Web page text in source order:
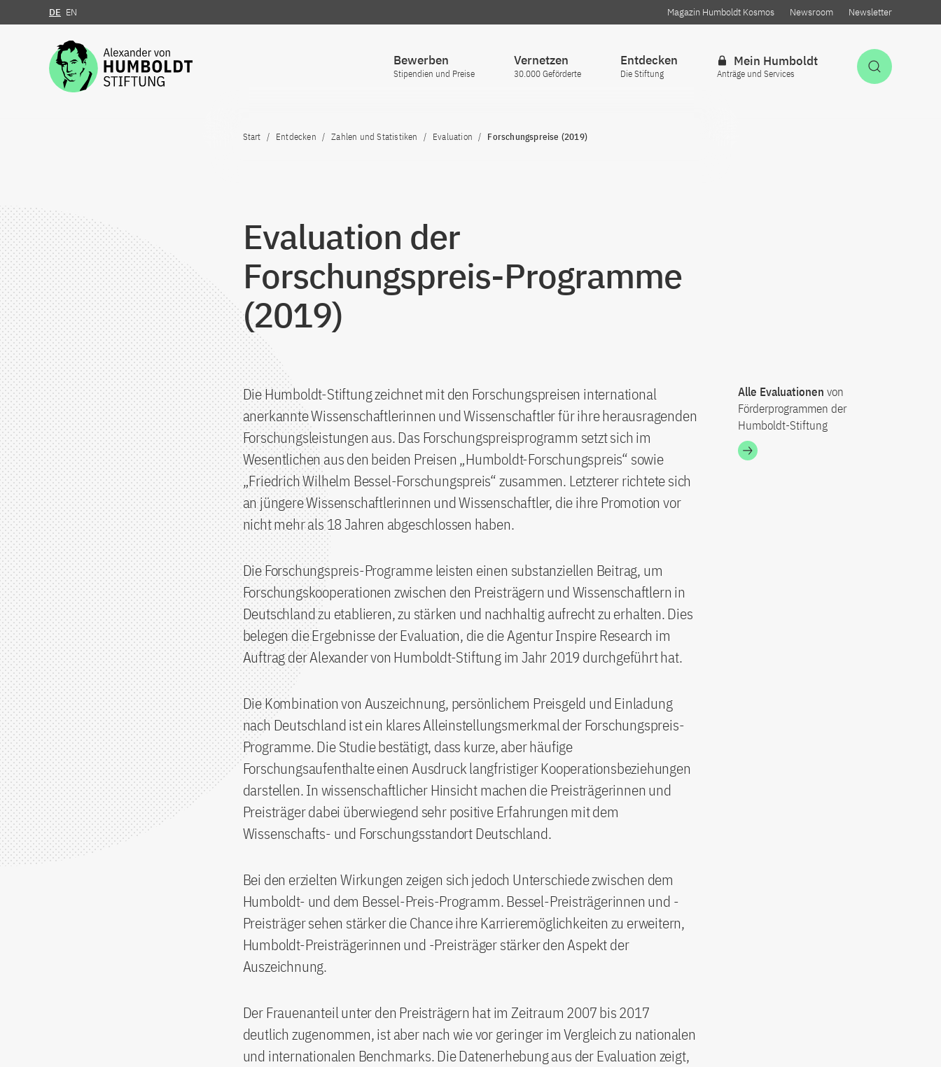
Zum Inhalt springen
DE EN Magazin Humboldt Kosmos Newsroom Newsletter
Bewerben
Stipendien und Preise
Vernetzen
30.000 Geförderte
Entdecken
Die Stiftung
Mein Humboldt
Anträge und Services
Start Entdecken Zahlen und Statistiken Evaluation Forschungspreise (2019)
Evaluation der
Forschungspreis-Programme
(2019)
Alle Evaluationen von
Förderprogrammen der
Humboldt-Stiftung
Die Humboldt-Stiftung zeichnet mit den Forschungspreisen international
anerkannte Wissenschaftlerinnen und Wissenschaftler für ihre herausragenden
Forschungsleistungen aus. Das Forschungspreisprogramm setzt sich im
Wesentlichen aus den beiden Preisen „Humboldt-Forschungspreis“ sowie
„Friedrich Wilhelm Bessel-Forschungspreis“ zusammen. Letzterer richtete sich
an jüngere Wissenschaftlerinnen und Wissenschaftler, die ihre Promotion vor
nicht mehr als 18 Jahren abgeschlossen haben.
Die Forschungspreis-Programme leisten einen substanziellen Beitrag, um
Forschungskooperationen zwischen den Preisträgern und Wissenschaftlern in
Deutschland zu etablieren, zu stärken und nachhaltig aufrecht zu erhalten. Dies
belegen die Ergebnisse der Evaluation, die die Agentur Inspire Research im
Auftrag der Alexander von Humboldt-Stiftung im Jahr 2019 durchgeführt hat.
Die Kombination von Auszeichnung, persönlichem Preisgeld und Einladung
nach Deutschland ist ein klares Alleinstellungsmerkmal der Forschungspreis-
Programme. Die Studie bestätigt, dass kurze, aber häufige
Forschungsaufenthalte einen Ausdruck langfristiger Kooperationsbeziehungen
darstellen. In wissenschaftlicher Hinsicht machen die Preisträgerinnen und
Preisträger dabei überwiegend sehr positive Erfahrungen mit dem
Wissenschafts- und Forschungsstandort Deutschland.
Bei den erzielten Wirkungen zeigen sich jedoch Unterschiede zwischen dem
Humboldt- und dem Bessel-Preis-Programm. Bessel-Preisträgerinnen und -
Preisträger sehen stärker die Chance ihre Karrieremöglichkeiten zu erweitern,
Humboldt-Preisträgerinnen und -Preisträger stärker den Aspekt der
Auszeichnung.
Der Frauenanteil unter den Preisträgern hat im Zeitraum 2007 bis 2017
deutlich zugenommen, ist aber nach wie vor geringer im Vergleich zu nationalen
und internationalen Benchmarks. Die Datenerhebung aus der Evaluation zeigt,